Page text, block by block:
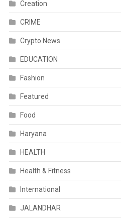
Creation
CRIME
Crypto News
EDUCATION
Fashion
Featured
Food
Haryana
HEALTH
Health & Fitness
International
JALANDHAR